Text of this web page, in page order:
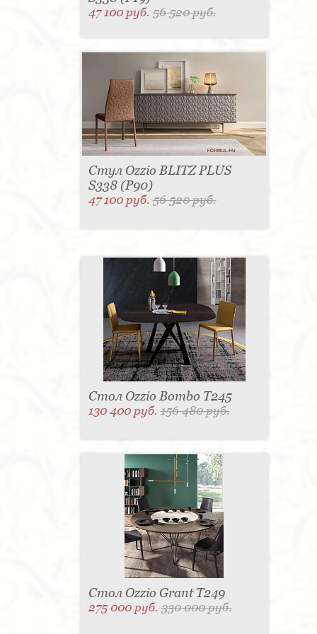
47 100 руб.56 520 руб.
Стул Ozzio BLITZ PLUS
S338 (P90)
47 100 руб.56 520 руб.
Стол Ozzio Bombo T245
130 400 руб.156 480 руб.
Стол Ozzio Grant T249
275 000 руб.330 000 руб.